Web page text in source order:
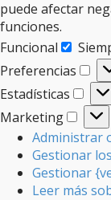
puede afectar
funciones.
Funcional
Preferencias
Estadísticas
Marketing
Administrar
Gestionar
Gestionar
Leer más